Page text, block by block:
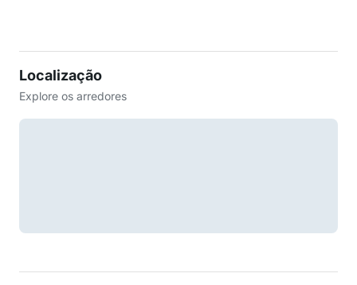
Localização
Explore os arredores